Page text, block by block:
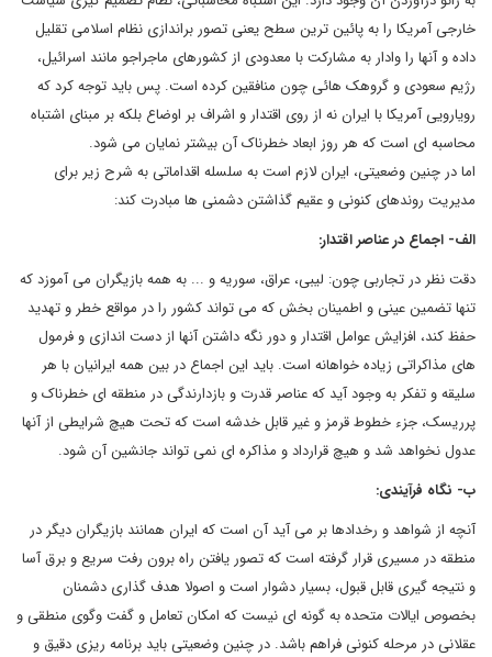
خارجی آمریکا را به پائین ترین سطح یعنی تصور براندازی نظام اسلامی تقلیل
داده و آنها را وادار به مشارکت با معدودی از کشورهای ماجراجو مانند اسرائیل،
رژیم سعودی و گروهک هائی چون منافقین کرده است. پس باید توجه کرد که
رویارویی آمریکا با ایران نه از روی اقتدار و اشراف بر اوضاع بلکه بر مبنای اشتباه
محاسبه ای است که هر روز ابعاد خطرناک آن بیشتر نمایان می شود.
اما در چنین وضعیتی، ایران لازم است به سلسله اقداماتی به شرح زیر برای
مدیریت روندهای کنونی و عقیم گذاشتن دشمنی ها مبادرت کند:
الف- اجماع در عناصر اقتدار:
دقت نظر در تجاربی چون: لیبی، عراق، سوریه و ... به همه بازیگران می آموزد که
تنها تضمین عینی و اطمینان بخش که می تواند کشور را در مواقع خطر و تهدید
حفظ کند، افزایش عوامل اقتدار و دور نگه داشتن آنها از دست اندازی و فرمول
های مذاکراتی زیاده خواهانه است. باید این اجماع در بین همه ایرانیان با هر
سلیقه و تفکر به وجود آید که عناصر قدرت و بازدارندگی در منطقه ای خطرناک و
پرریسک، جزء خطوط قرمز و غیر قابل خدشه است که تحت هیچ شرایطی از آنها
عدول نخواهد شد و هیچ قرارداد و مذاکره ای نمی تواند جانشین آن شود.
ب- نگاه فرآیندی:
آنچه از شواهد و رخدادها بر می آید آن است که ایران همانند بازیگران دیگر در
منطقه در مسیری قرار گرفته است که تصور یافتن راه برون رفت سریع و برق آسا
و نتیجه گیری قابل قبول، بسیار دشوار است و اصولا هدف گذاری دشمنان
بخصوص ایالات متحده به گونه ای نیست که امکان تعامل و گفت وگوی منطقی و
عقلانی در مرحله کنونی فراهم باشد. در چنین وضعیتی باید برنامه ریزی دقیق و